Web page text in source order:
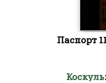
Паспорт